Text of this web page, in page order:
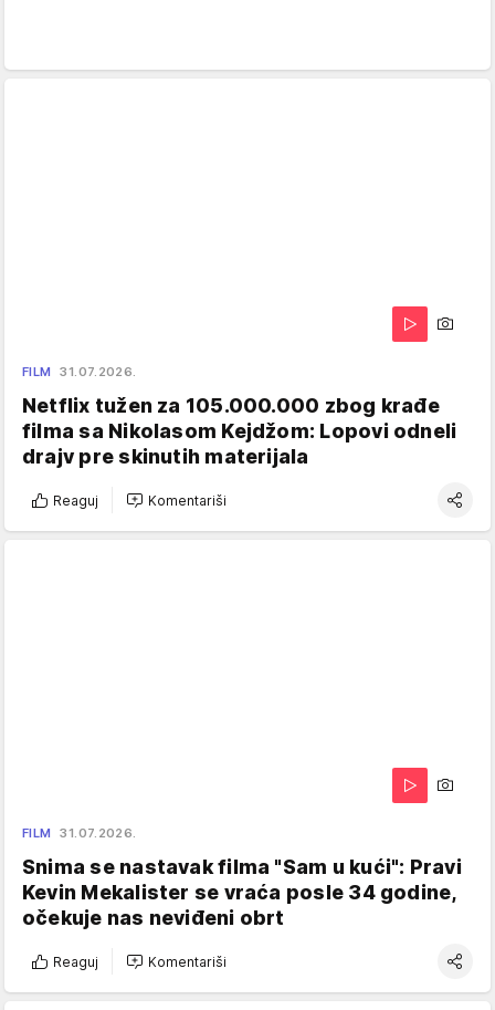
FILM 31.07.2026.
Netflix tužen za 105.000.000 zbog krađe
filma sa Nikolasom Kejdžom: Lopovi odneli
drajv pre skinutih materijala
Reaguj Komentariši
FILM 31.07.2026.
Snima se nastavak filma "Sam u kući": Pravi
Kevin Mekalister se vraća posle 34 godine,
očekuje nas neviđeni obrt
Reaguj Komentariši